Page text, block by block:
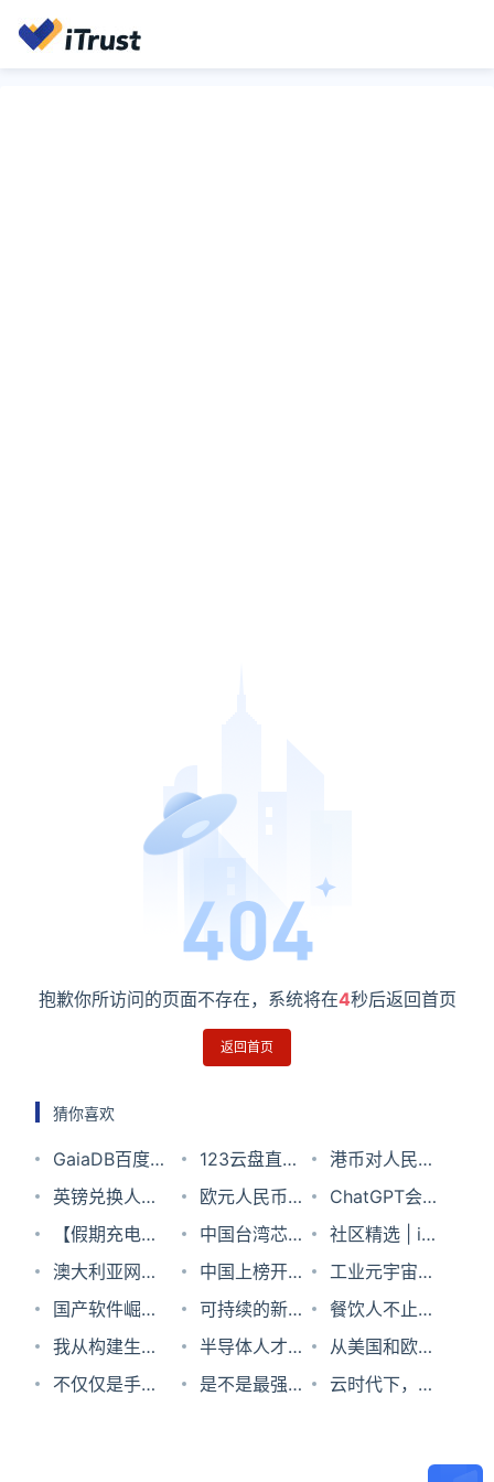
抱歉你所访问的页面不存在，系统将在3秒后返回首页
返回首页
猜你喜欢
GaiaDB百度
自研云数据库
123云盘直链
有哪些特点？
港币对人民币
汇率2024年3
月25日
英镑兑换人民
币汇率2024
年1月8日
欧元人民币汇
率2023年9月
21日
ChatGPT会取
代人类的工作
吗？对这个问
题，我们整理
了20位大咖的
看法
【假期充电
站】一文了解
deepin自研编
程语言
Unilang
中国台湾芯片
产业简史：虽
曰天时，亦在
人为
社区精选 | if
err != nil 太
烦？Go 创始
人教你如何对
错误进行编
澳大利亚网络
空间安全体系
建设论析
中国上榜开发
者薪酬最低国
家；Go 语言
产品负责人离
工业元宇宙：
数字化的未来
国产软件崛
起，本月值得
关注的2款应
可持续的新灵
感：“打包”二
氧化碳
餐饮人不止五
一难｜5·1观察
①
我从构建生产
型数据库中学
半导体人才培
养：已有小进
从美国和欧盟
的最新政策看
不仅仅是手
是不是最强不
云时代下，移